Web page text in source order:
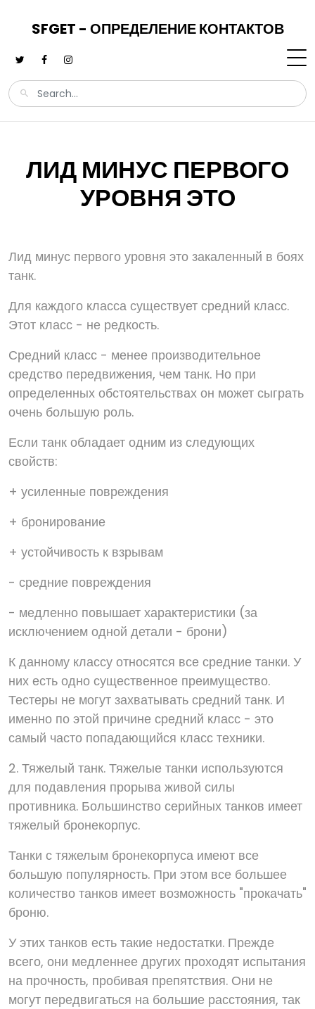
SFGET - ОПРЕДЕЛЕНИЕ КОНТАКТОВ
ЛИД МИНУС ПЕРВОГО
УРОВНЯ ЭТО
Лид минус первого уровня это закаленный в боях
танк.
Для каждого класса существует средний класс.
Этот класс - не редкость.
Средний класс - менее производительное
средство передвижения, чем танк. Но при
определенных обстоятельствах он может сыграть
очень большую роль.
Если танк обладает одним из следующих
свойств:
+ усиленные повреждения
+ бронирование
+ устойчивость к взрывам
- средние повреждения
- медленно повышает характеристики (за
исключением одной детали - брони)
К данному классу относятся все средние танки. У
них есть одно существенное преимущество.
Тестеры не могут захватывать средний танк. И
именно по этой причине средний класс - это
самый часто попадающийся класс техники.
2. Тяжелый танк. Тяжелые танки используются
для подавления прорыва живой силы
противника. Большинство серийных танков имеет
тяжелый бронекорпус.
Танки с тяжелым бронекорпуса имеют все
большую популярность. При этом все большее
количество танков имеет возможность "прокачать"
броню.
У этих танков есть такие недостатки. Прежде
всего, они медленнее других проходят испытания
на прочность, пробивая препятствия. Они не
могут передвигаться на большие расстояния, так